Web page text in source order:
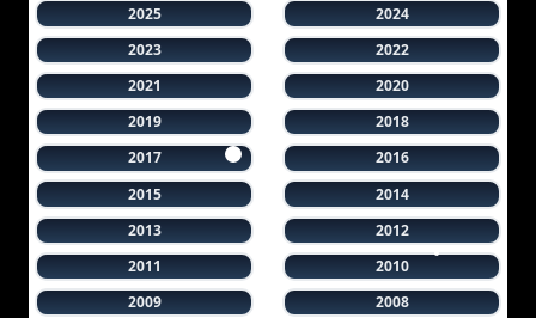
2025
2024
2023
2022
2021
2020
2019
2018
2017
2016
2015
2014
2013
2012
2011
2010
2009
2008